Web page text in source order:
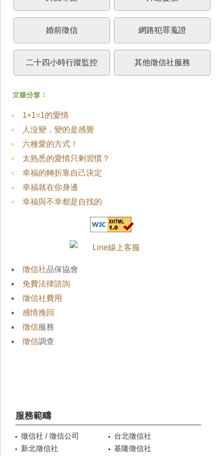
婚前徵信 網路犯罪蒐證
二十四小時行蹤監控 其他徵信社服務
1+1=1的愛情
人沒變，變的是感覺
六種愛的方式！
太熟悉的愛情只剩習慣？
幸福的轉折靠自己決定
幸福就在你身邊
幸福與不幸都是自找的
徵信社品保協會
免費法律諮詢
徵信社費用
感情挽回
徵信服務
徵信調查
服務範疇
徵信社 / 徵信公司
台北徵信社
新北徵信社
基隆徵信社